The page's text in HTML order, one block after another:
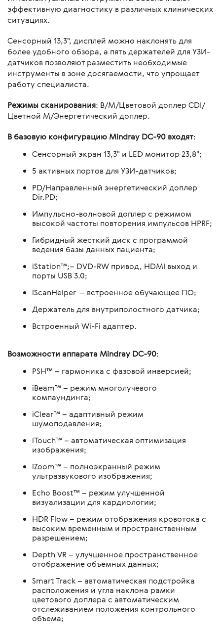
эффективную диагностику в различных клинических
ситуациях.
Сенсорный 13,3", дисплей можно наклонять для
более удобного обзора, а пять держателей для УЗИ-
датчиков позволяют разместить необходимые
инструменты в зоне досягаемости, что упрощает
работу специалиста.
Режимы сканирования: B/M/Цветовой доплер CDI/
Цветной M/Энергетический доплер.
В базовую конфигурацию Mindray DC-90 входят:
Сенсорный экран 13,3" и LED монитор 23,8";
5 активных портов для УЗИ-датчиков;
PD/Направленный энергетический доплер
Dir.PD;
Импульсно-волновой доплер с режимом
высокой частоты повторения импульсов HPRF;
Гибридный жесткий диск с программой
ведения базы данных пациента;
iStation™;– DVD-RW привод, HDMI выход и
порты USB 3.0;
iScanHelper – встроенное обучающее ПО;
Держатель для внутриполостного датчика;
Встроенный Wi-Fi адаптер.
Возможности аппарата Mindray DC-90:
PSH™ – гармоника с фазовой инверсией;
iBeam™ – режим многолучевого
компаундинга;
iClear™ – адаптивный режим
шумоподавления;
iTouch™ – автоматическая оптимизация
изображения;
iZoom™ – полноэкранный режим
ультразвукового изображения;
Echo Boost™ – режим улучшенной
визуализации для кардиологии;
HDR Flow – режим отображения кровотока с
высоким временным и пространственным
разрешением;
Depth VR – улучшенное пространственное
отображение объемных данных;
Smart Track – автоматическая подстройка
расположения и угла наклона рамки
цветового доплера с автоматическим
отслеживанием положения контрольного
объема;